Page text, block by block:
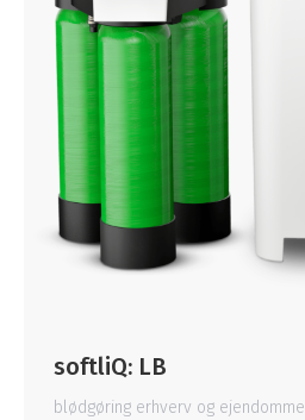
softliQ: LB
blødgøring erhverv og ejendomme